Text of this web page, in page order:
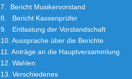
7. Bericht Musikervorstand
8. Bericht Kassenprüfer
9. Entlastung der Vorstandschaft
10. Aussprache über die Berichte
11. Anträge an die Hauptversammlung
12. Wahlen
13. Verschiedenes